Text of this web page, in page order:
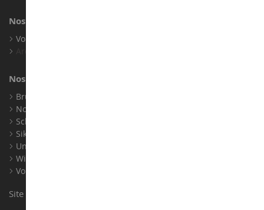
Nos marques
Voir toutes nos marques
Nos fabricants
Bruder
Norev
Schuco
Siku
Universal Hobbies
Wiking
Voir tous nos fabricants
Site conçu et réalisé par